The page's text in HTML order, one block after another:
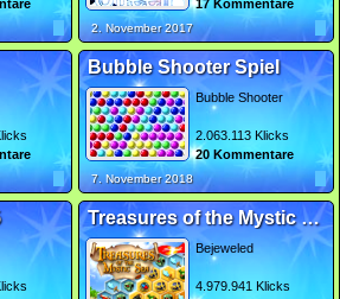
17 Kommentare
2. November 2017
Bubble Shooter Spiel
Bubble Shooter
2.063.113 Klicks
20 Kommentare
7. November 2018
Treasures of the Mystic Sea
Bejeweled
4.979.941 Klicks